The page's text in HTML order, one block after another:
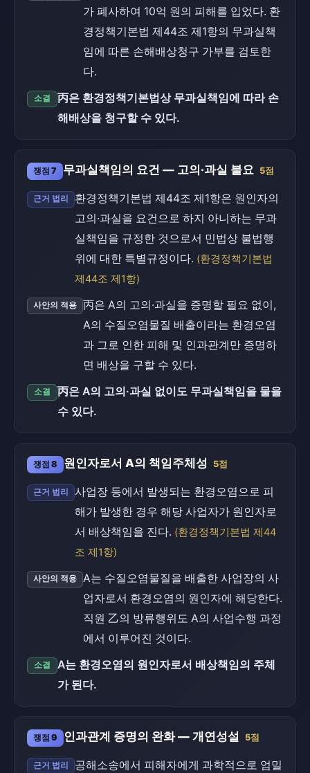
가 폐사하여 10억 원의 피해를 입었다. 환
경정책기본법 제44조 제1항의 무과실책
임에 따른 손해배상청구 가부를 검토한
다.
소결
丙은 환경정책기본법상 무과실책임에 따라 손
해배상을 청구할 수 있다.
쟁점 7 무과실책임의 요건 — 고의·과실 불요 5점
근거 법리
환경정책기본법 제44조 제1항은 원인자의
고의·과실을 요건으로 하지 아니하는 무과
실책임을 규정한 것으로서 민법상 불법행
위에 대한 특별규정이다. (환경정책기본법
제44조 제1항)
사안의 적용
丙은 A의 고의·과실을 증명할 필요 없이,
A의 수질오염물질 배출이라는 환경오염
과 그로 인한 피해 및 인과관계만 증명하
면 배상을 구할 수 있다.
소결
丙은 A의 고의·과실 없이도 무과실책임을 물을
수 있다.
쟁점 8 원인자로서 A의 책임주체성 5점
근거 법리
사업장 등에서 발생되는 환경오염으로 피
해가 발생한 경우 해당 사업자가 원인자로
서 배상책임을 진다. (환경정책기본법 제44
조 제1항)
사안의 적용
A는 수질오염물질을 배출한 사업장의 사
업자로서 환경오염의 원인자에 해당한다.
직원 乙의 방류행위도 A의 사업수행 과정
에서 이루어진 것이다.
소결
A는 환경오염의 원인자로서 배상책임의 주체
가 된다.
쟁점 9 인과관계 증명의 완화 — 개연성설 5점
근거 법리
공해소송에서 피해자에게 과학적으로 엄밀